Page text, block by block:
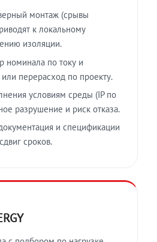
монтаж (срывы
к локальному
изоляции.
номинала по току и
перерасход по проекту.
условиям среды (IP по
разрушение и риск отказа.
и спецификации
сроков.